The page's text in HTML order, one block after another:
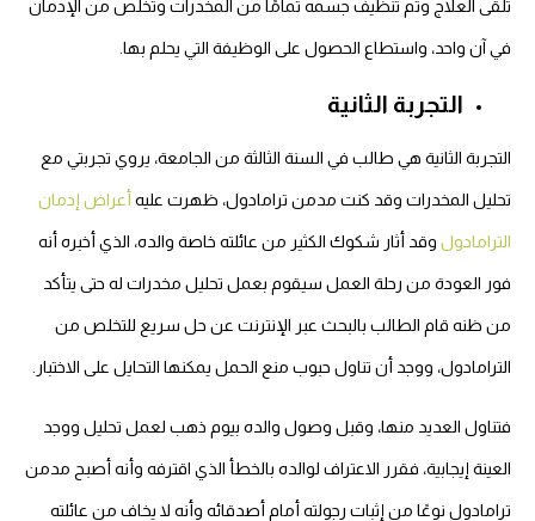
تلقى العلاج وتم تنظيف جسمه تمامًا من المخدرات وتخلص من الإدمان
في آن واحد، واستطاع الحصول على الوظيفة التي يحلم بها.
التجربة الثانية
التجربة الثانية هي طالب في السنة الثالثة من الجامعة، يروي تجربتي مع
تحليل المخدرات وقد كنت مدمن ترامادول، ظهرت عليه أعراض إدمان
الترامادول وقد أثار شكوك الكثير من عائلته خاصة والده، الذي أخبره أنه
فور العودة من رحلة العمل سيقوم بعمل تحليل مخدرات له حتى يتأكد
من ظنه قام الطالب بالبحث عبر الإنترنت عن حل سريع للتخلص من
الترامادول، ووجد أن تناول حبوب منع الحمل يمكنها التحايل على الاختبار.
فتناول العديد منها، وقبل وصول والده بيوم ذهب لعمل تحليل ووجد
العينة إيجابية، فقرر الاعتراف لوالده بالخطأ الذي اقترفه وأنه أصبح مدمن
ترامادول نوعًا من إثبات رجولته أمام أصدقائه وأنه لا يخاف من عائلته